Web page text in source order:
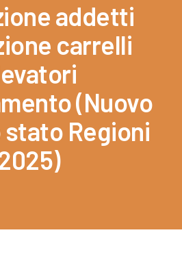
addetti
carrelli
(Nuovo
Regioni